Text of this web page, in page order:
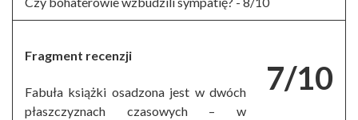
7/10
Fragment recenzji
Fabuła książki osadzona jest w dwóch
płaszczyznach czasowych – w